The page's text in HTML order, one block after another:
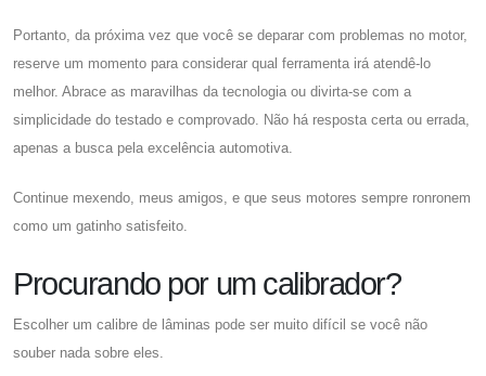
Portanto, da próxima vez que você se deparar com problemas no motor,
reserve um momento para considerar qual ferramenta irá atendê-lo
melhor. Abrace as maravilhas da tecnologia ou divirta-se com a
simplicidade do testado e comprovado. Não há resposta certa ou errada,
apenas a busca pela excelência automotiva.
Continue mexendo, meus amigos, e que seus motores sempre ronronem
como um gatinho satisfeito.
Procurando por um calibrador?
Escolher um calibre de lâminas pode ser muito difícil se você não
souber nada sobre eles.